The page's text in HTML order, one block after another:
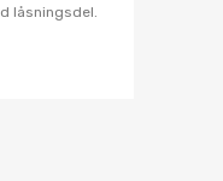
låsningsdel.